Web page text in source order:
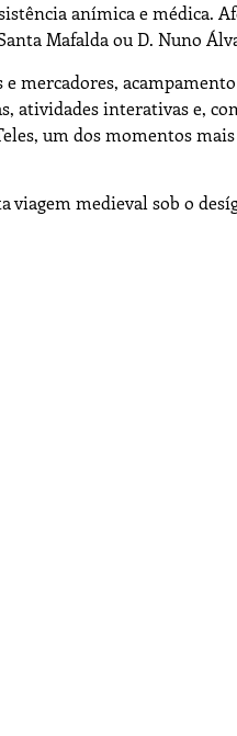
anímica e médica.
Mafalda ou D. Nuno
mercadores,
atividades interativas e,
um dos momentos
viagem medieval sob o